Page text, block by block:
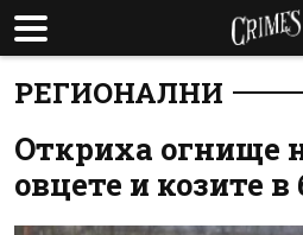
РЕГИОНАЛНИ
Откриха огнище
овцете и козите в